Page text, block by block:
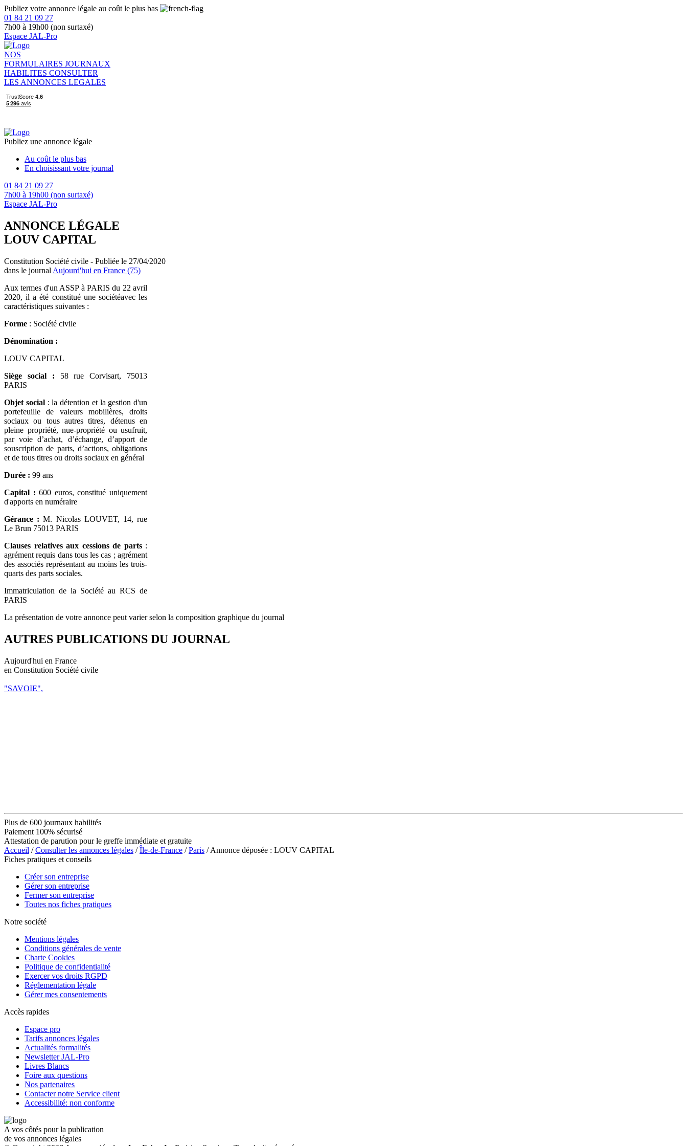
Publiez votre annonce légale au coût le plus bas
01 84 21 09 27
7h00 à 19h00 (non surtaxé)
Espace JAL-Pro
NOS
FORMULAIRES JOURNAUX
HABILITES CONSULTER
LES ANNONCES LEGALES
Publiez une annonce légale
Au coût le plus bas
En choisissant votre journal
01 84 21 09 27
7h00 à 19h00 (non surtaxé)
Espace JAL-Pro
ANNONCE LÉGALE
LOUV CAPITAL
Constitution Société civile - Publiée le 27/04/2020
dans le journal Aujourd'hui en France (75)
Aux termes d'un ASSP à PARIS du 22 avril
2020, il a été constitué une sociétéavec les
caractéristiques suivantes :
Forme : Société civile
Dénomination :
LOUV CAPITAL
Siège social : 58 rue Corvisart, 75013
PARIS
Objet social: la détention et la gestion d'un
portefeuille de valeurs mobilières, droits
sociaux ou tous autres titres, détenus en
pleine propriété, nue-propriété ou usufruit,
par voie d’achat, d’échange, d’apport de
souscription de parts, d’actions, obligations
et de tous titres ou droits sociaux en général
Durée : 99 ans
Capital : 600 euros, constitué uniquement
d'apports en numéraire
Gérance : M. Nicolas LOUVET, 14, rue
Le Brun 75013 PARIS
Clauses relatives aux cessions de parts:
agrément requis dans tous les cas ; agrément
des associés représentant au moins les trois-
quarts des parts sociales.
Immatriculation de la Société au RCS de
PARIS
La présentation de votre annonce peut varier selon la composition graphique du journal
AUTRES PUBLICATIONS DU JOURNAL
Aujourd'hui en France
en Constitution Société civile
"SAVOIE",
Plus de 600 journaux habilités
Paiement 100% sécurisé
Attestation de parution pour le greffe immédiate et gratuite
Accueil /Consulter les annonces légales /Île-de-France /Paris / Annonce déposée : LOUV CAPITAL
Fiches pratiques et conseils
Créer son entreprise
Gérer son entreprise
Fermer son entreprise
Toutes nos fiches pratiques
Notre société
Mentions légales
Conditions générales de vente
Charte Cookies
Politique de confidentialité
Exercer vos droits RGPD
Réglementation légale
Gérer mes consentements
Accès rapides
Espace pro
Tarifs annonces légales
Actualités formalités
Newsletter JAL-Pro
Livres Blancs
Foire aux questions
Nos partenaires
Contacter notre Service client
Accessibilité: non conforme
A vos côtés pour la publication
de vos annonces légales